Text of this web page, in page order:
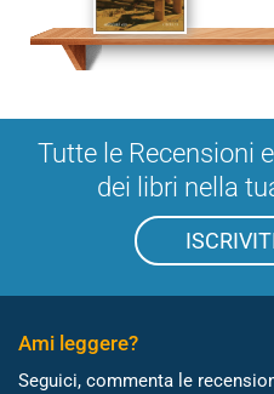
Tutte le Recensioni
dei libri nella
Ami leggere?
Seguici, commenta le